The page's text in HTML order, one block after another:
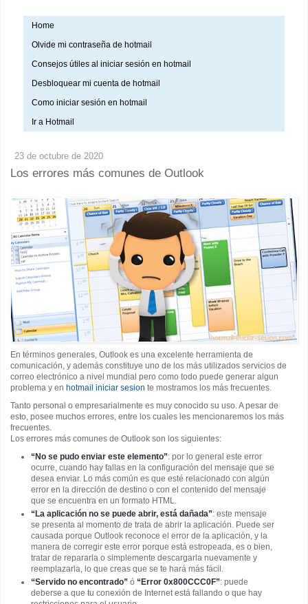
Home
Olvide mi contraseña de hotmail
Consejos útiles al iniciar sesión en hotmail
Desbloquear mi cuenta de hotmail
Como iniciar sesión en hotmail
Ir a Hotmail
23 de octubre de 2020
Los errores más comunes de Outlook
En términos generales, Outlook es una excelente herramienta de
comunicación, y además constituye uno de los más utilizados servicios de
correo electrónico a nivel mundial pero como todo puede generar algun
problema y en hotmail iniciar sesion te mostramos los más frecuentes.
Tanto personal o empresarialmente es muy conocido su uso. A pesar de
esto, posee muchos errores, entre los cuales les mencionaremos los más
frecuentes.
Los errores más comunes de Outlook son los siguientes:
“No se pudo enviar este elemento”: por lo general este error
ocurre, cuando hay fallas en la configuración del mensaje que se
desea enviar. Lo más común es que esté relacionado con algún
error en la dirección de destino o con el contenido del mensaje
que se encuentra en un formato HTML.
“La aplicación no se puede abrir, está dañada”: este mensaje
se presenta al momento de trata de abrir la aplicación. Puede ser
causada porque Outlook reconoce el error de la aplicación, y la
manera de corregir este error porque está estropeada, es o bien,
tratar de repararla o simplemente descargarla nuevamente y
reemplazarla, lo que creas que se te hará más fácil.
“Servido no encontrado” ó“Error 0x800CCC0F”: puede
deberse a que tu conexión de Internet está fallando o que hay